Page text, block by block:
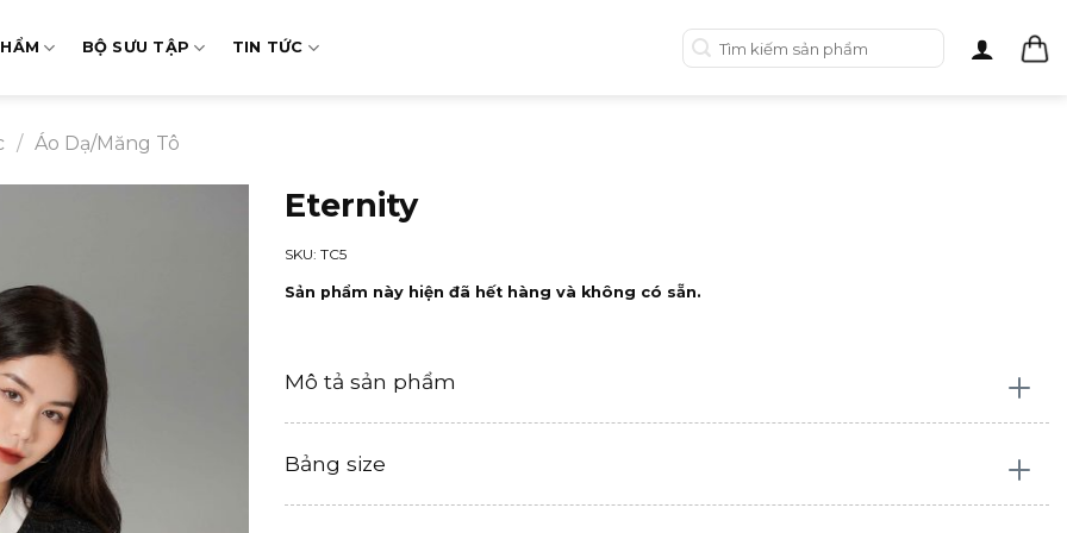
BỘ SƯU TẬP TIN TỨC
Tìm
kiếm:
/ Áo Dạ/Măng Tô
Eternity
SKU: TC5
Sản phẩm này hiện đã hết hàng và không có sẵn.
Mô tả sản phẩm
Bảng size